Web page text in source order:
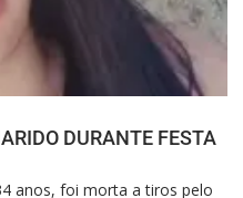
DURANTE FESTA
anos, foi morta a tiros pelo